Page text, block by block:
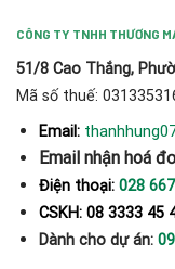
CÔNG TY TNHH THƯƠNG
51/8 Cao Thắng,
Mã số thuế:
Email:
Email nhận hoá
Điện thoại: 028
CSKH: 08 3333 45
Dành cho dự án: